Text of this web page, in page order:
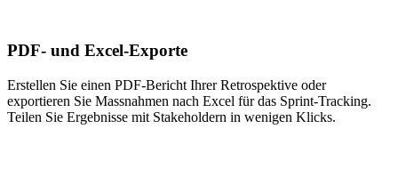
PDF- und Excel-Exporte
Erstellen Sie einen PDF-Bericht Ihrer Retrospektive oder
exportieren Sie Massnahmen nach Excel für das Sprint-Tracking.
Teilen Sie Ergebnisse mit Stakeholdern in wenigen Klicks.